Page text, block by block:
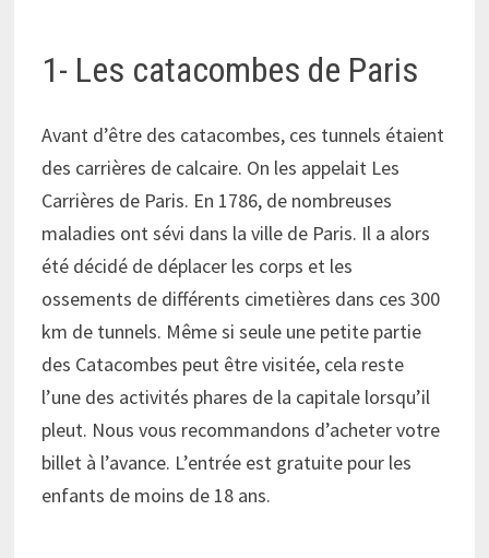
1- Les catacombes de Paris
Avant d’être des catacombes, ces tunnels étaient
des carrières de calcaire. On les appelait Les
Carrières de Paris. En 1786, de nombreuses
maladies ont sévi dans la ville de Paris. Il a alors
été décidé de déplacer les corps et les
ossements de différents cimetières dans ces 300
km de tunnels. Même si seule une petite partie
des Catacombes peut être visitée, cela reste
l’une des activités phares de la capitale lorsqu’il
pleut. Nous vous recommandons d’acheter votre
billet à l’avance. L’entrée est gratuite pour les
enfants de moins de 18 ans.